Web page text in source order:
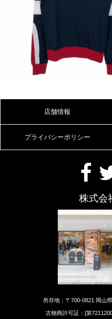
店舗情報
プライバシーポリシー
株式会
所存地：〒700-0821 岡山
古物商許可証：[第